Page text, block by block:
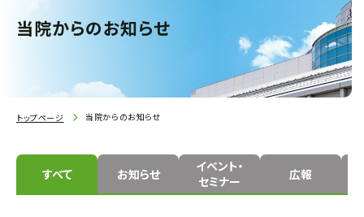
当院からのお知らせ
トップページ 当院からのお知らせ
すべて お知らせ
イベント・
セミナー
広報